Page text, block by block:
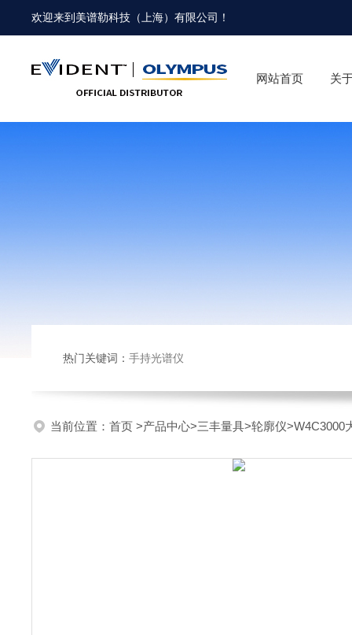
欢迎来到 美谱勒科技（上海）有限公司 ！
网站首页 关
热门关键词： 手持光谱仪
当前位置： 首页 >产品中心>三丰量具>轮廓仪>W4C3000